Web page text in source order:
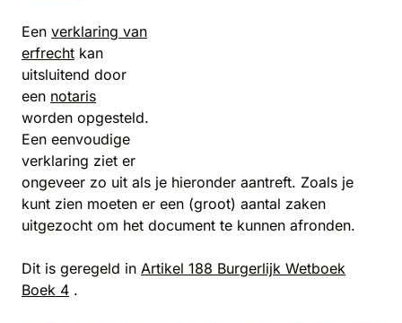
Een verklaring van
erfrecht kan
uitsluitend door
een notaris
worden opgesteld.
Een eenvoudige
verklaring ziet er
ongeveer zo uit als je hieronder aantreft. Zoals je
kunt zien moeten er een (groot) aantal zaken
uitgezocht om het document te kunnen afronden.
Dit is geregeld in Artikel 188 Burgerlijk Wetboek
Boek 4 .